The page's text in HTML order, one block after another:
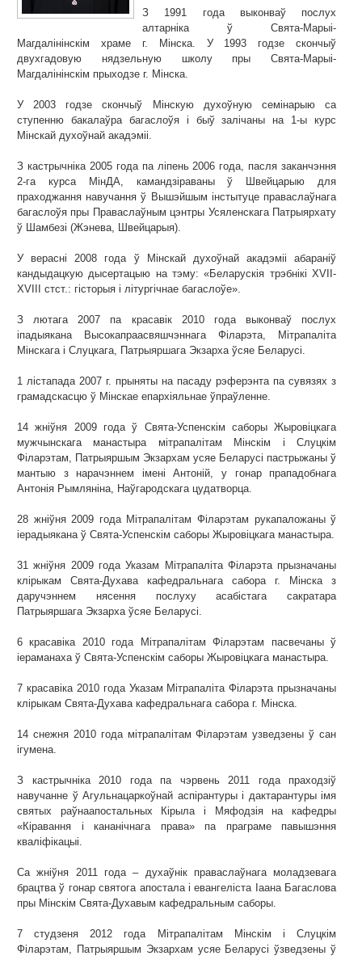
З 1991 года выконваў послух
алтарніка ў Свята-Марыі-
Магдалінінскім храме г. Мінска. У 1993 годзе скончыў
двухгадовую нядзельную школу пры Свята-Марыі-
Магдалінінскім прыходзе г. Мінска.
У 2003 годзе скончыў Мінскую духоўную семінарыю са
ступенню бакалаўра багаслоўя і быў залічаны на 1-ы курс
Мінскай духоўнай акадэміі.
З кастрычніка 2005 года па ліпень 2006 года, пасля заканчэння
2-га курса МінДА, камандзіраваны ў Швейцарыю для
праходжання навучання ў Вышэйшым інстытуце праваслаўнага
багаслоўя пры Праваслаўным цэнтры Усяленскага Патрыярхату
ў Шамбезі (Жэнева, Швейцарыя).
У верасні 2008 года ў Мінскай духоўнай акадэміі абараніў
кандыдацкую дысертацыю на тэму: «Беларускія трэбнікі XVII-
XVIII стст.: гісторыя і літургічнае багаслоўе».
З лютага 2007 па красавік 2010 года выконваў послух
іпадыякана Высокапраасвяшчэннага Філарэта, Мітрапаліта
Мінскага і Слуцкага, Патрыяршага Экзарха ўсяе Беларусі.
1 лістапада 2007 г. прыняты на пасаду рэферэнта па сувязях з
грамадскасцю ў Мінскае епархіяльнае ўпраўленне.
14 жніўня 2009 года ў Свята-Успенскім саборы Жыровіцкага
мужчынскага манастыра мітрапалітам Мінскім і Слуцкім
Філарэтам, Патрыяршым Экзархам усяе Беларусі пастрыжаны ў
мантыю з нарачэннем імені Антоній, у гонар прападобнага
Антонія Рымляніна, Наўгародскага цудатворца.
28 жніўня 2009 года Мітрапалітам Філарэтам рукапаложаны ў
іерадыякана ў Свята-Успенскім саборы Жыровіцкага манастыра.
31 жніўня 2009 года Указам Мітрапаліта Філарэта прызначаны
клірыкам Свята-Духава кафедральнага сабора г. Мінска з
даручэннем нясення послуху асабістага сакратара
Патрыяршага Экзарха ўсяе Беларусі.
6 красавіка 2010 года Мітрапалітам Філарэтам пасвечаны ў
іераманаха ў Свята-Успенскім саборы Жыровіцкага манастыра.
7 красавіка 2010 года Указам Мітрапаліта Філарэта прызначаны
клірыкам Свята-Духава кафедральнага сабора г. Мінска.
14 снежня 2010 года мітрапалітам Філарэтам узведзены ў сан
ігумена.
З кастрычніка 2010 года па чэрвень 2011 года праходзіў
навучанне ў Агульнацаркоўнай аспірантуры і дактарантуры імя
святых раўнаапостальных Кірыла і Мяфодзія на кафедры
«Кіравання і кананічнага права» па праграме павышэння
кваліфікацыі.
Са жніўня 2011 года – духаўнік праваслаўнага моладзевага
брацтва ў гонар святога апостала і евангеліста Іаана Багаслова
пры Мінскім Свята-Духавым кафедральным саборы.
7 студзеня 2012 года Мітрапалітам Мінскім і Слуцкім
Філарэтам, Патрыяршым Экзархам усяе Беларусі ўзведзены ў